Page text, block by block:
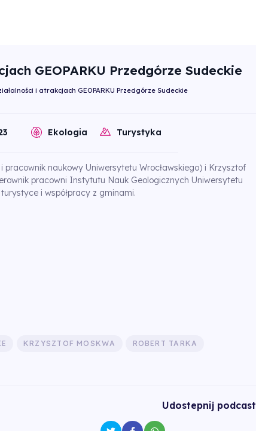
GEOPARKU Przedgórze Sudeckie
i atrakcjach GEOPARKU Przedgórze Sudeckie
Ekologia Turystyka
naukowy Uniwersytetu Wrocławskiego) i Krzysztof
pracowni Instytutu Nauk Geologicznych Uniwersytetu
i współpracy z gminami.
KRZYSZTOF MOSKWA ROBERT TARKA
Udostepnij podcast